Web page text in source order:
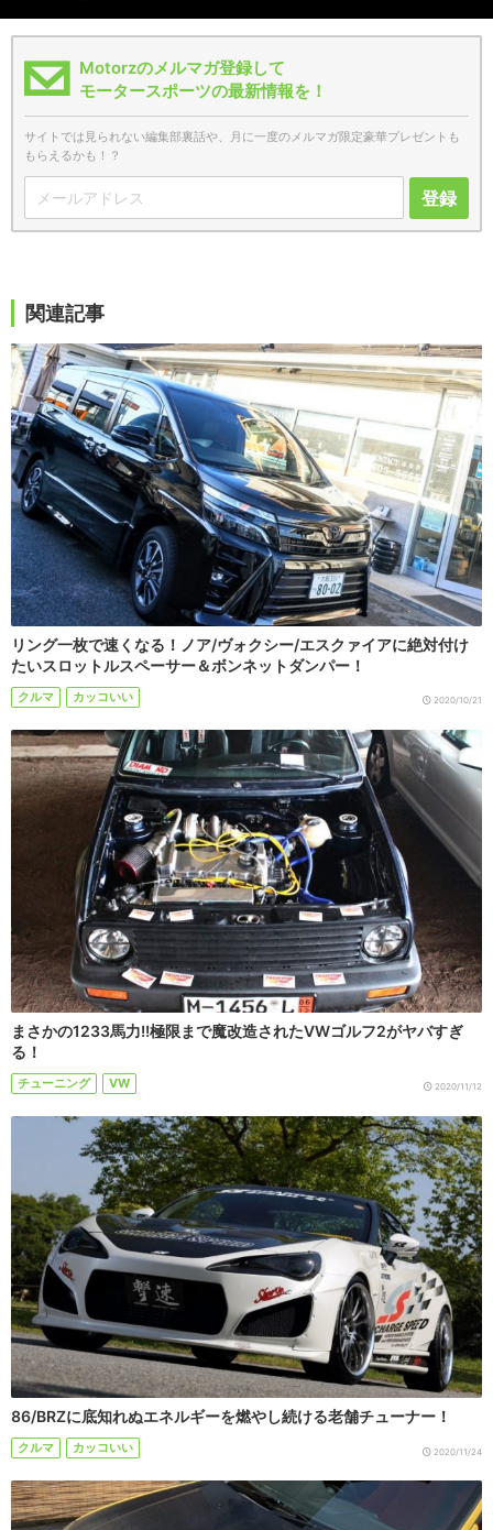
Motorzのメルマガ登録して
モータースポーツの最新情報を！
サイトでは見られない編集部裏話や、月に一度のメルマガ限定豪華プレゼントも
もらえるかも！？
登録
関連記事
リング一枚で速くなる！ノア/ヴォクシー/エスクァイアに絶対付け
たいスロットルスペーサー＆ボンネットダンパー！
クルマ カッコいい 2020/10/21
まさかの1233馬力!!極限まで魔改造されたVWゴルフ2がヤバすぎ
る！
チューニング VW 2020/11/12
86/BRZに底知れぬエネルギーを燃やし続ける老舗チューナー！
クルマ カッコいい 2020/11/24